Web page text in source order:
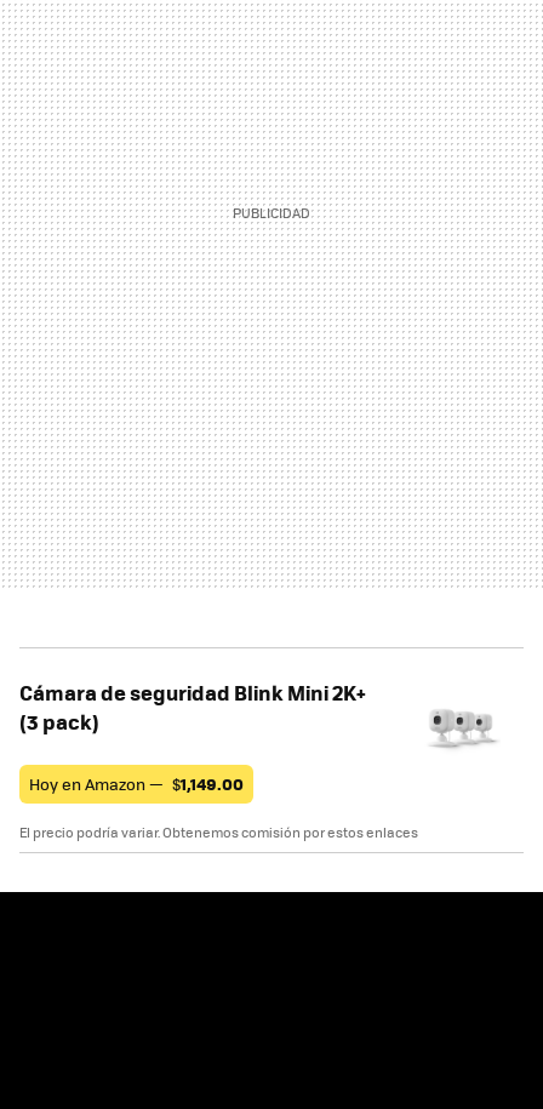
Cámara de seguridad Blink Mini 2K+
(3 pack)
Hoy en Amazon — $1,149.00
El precio podría variar. Obtenemos comisión por estos enlaces